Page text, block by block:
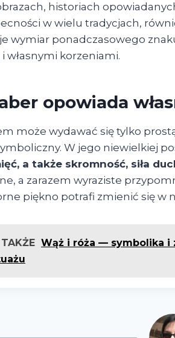
historiach
w wielu tradycjach,
wymiar ponadczasowego
własnymi korzeniami.
opowiada
może wydawać się tylko
W jego niewielkiej
a także skromność, siła
a zarazem wyraziste
piękno potrafi zmienić się w
Wąż i róża — symbolika i